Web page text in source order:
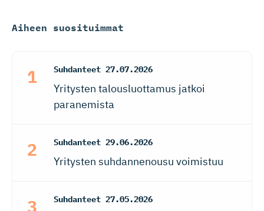
Aiheen suosituimmat
Suhdanteet 27.07.2026
Yritysten talousluottamus jatkoi
paranemista
Suhdanteet 29.06.2026
Yritysten suhdannenousu voimistuu
Suhdanteet 27.05.2026